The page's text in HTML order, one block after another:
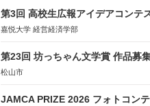
第3回 高校生広報アイデアコンテ
嘉悦大学 経営経済学部
第23回 坊っちゃん文学賞 作品募
松山市
JAMCA PRIZE 2026 フォトコン